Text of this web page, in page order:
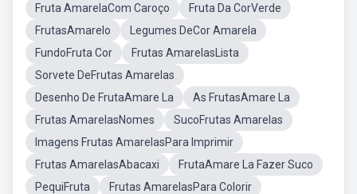
Fruta AmarelaCom Caroço
Fruta Da CorVerde
FrutasAmarelo
Legumes DeCor Amarela
FundoFruta Cor
Frutas AmarelasLista
Sorvete DeFrutas Amarelas
Desenho De FrutaAmare La
As FrutasAmare La
Frutas AmarelasNomes
SucoFrutas Amarelas
Imagens Frutas AmarelasPara Imprimir
Frutas AmarelasAbacaxi
FrutaAmare La Fazer Suco
PequiFruta
Frutas AmarelasPara Colorir